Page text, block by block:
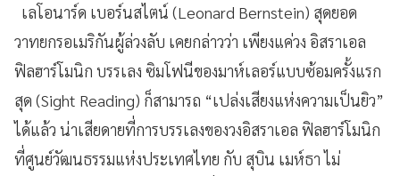
เลโอนาร์ด เบอร์นสไตน์ (Leonard Bernstein) สุดยอด
วาทยกรอเมริกันผู้ล่วงลับ เคยกล่าวว่า เพียงแค่วง อิสราเอล
ฟิลฮาร์โมนิก บรรเลง ซิมโฟนีของมาห์เลอร์แบบซ้อมครั้งแรก
สุด (Sight Reading) ก็สามารถ “เปล่งเสียงแห่งความเป็นยิว”
ได้แล้ว น่าเสียดายที่การบรรเลงของวงอิสราเอล ฟิลฮาร์โมนิก
ที่ศูนย์วัฒนธรรมแห่งประเทศไทย กับ สุบิน เมห์ธา ไม่